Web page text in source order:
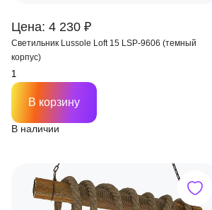
Цена: 4 230 ₽
Светильник Lussole Loft 15 LSP-9606 (темный
корпус)
В наличии
В корзину